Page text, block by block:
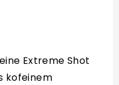
Extreme Shot
kofeinem